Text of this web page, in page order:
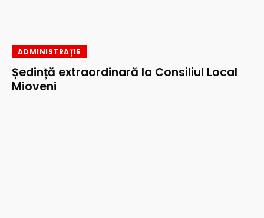
ADMINISTRAȚIE
Ședință extraordinară la Consiliul Local
Mioveni